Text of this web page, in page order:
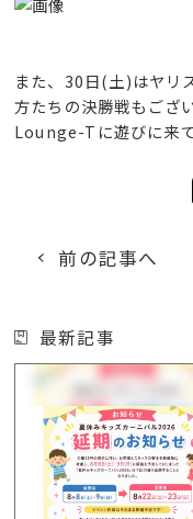
また、30日(土)はヤリ
方たちの決勝戦もござ
Lounge-Tに遊びに来
前の記事へ
最新記事